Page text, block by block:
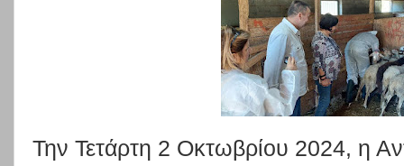
Την Τετάρτη 2 Οκτωβρίου 2024, η